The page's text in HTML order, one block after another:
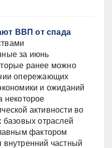
ВВП от спада
за июнь
ранее можно
опережающих
и ожиданий
некоторое
активности во
базовых отраслей
фактором
частный